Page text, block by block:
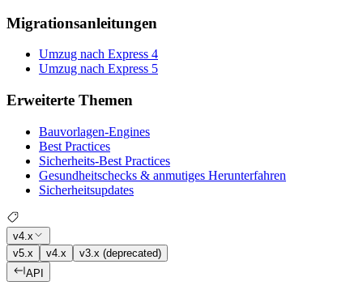
Migrationsanleitungen
Umzug nach Express 4
Umzug nach Express 5
Erweiterte Themen
Bauvorlagen-Engines
Best Practices
Sicherheits-Best Practices
Gesundheitschecks & anmutiges Herunterfahren
Sicherheitsupdates
v4.x
v5.x
v4.x
v3.x (deprecated)
API